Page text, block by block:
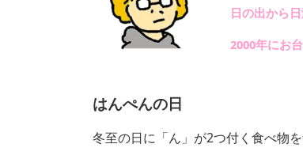
日の出から
2000年にお
はんぺんの日
冬至の日に「ん」が2つ付く食べ物